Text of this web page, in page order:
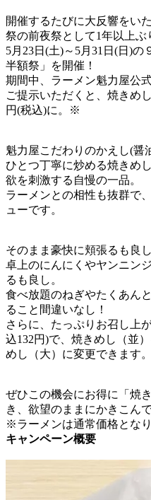
開催するたびに大反響をい
祭の前夜祭として1年以上ぶ
5月23日(土)～5月31日(日)
半額祭」を開催！
期間中、ラーメン魁力屋公
ご提示いただくと、焼きめ
円(税込)に。※
魁力屋こだわりのかえし(醤
ひとつ丁寧に炒める焼きめ
欲を刺激する自慢の一品。
ラーメンとの相性も抜群で
ューです。
そのまま豪快に頬張るも良し
卓上のにんにくやヤンニン
るも良し。
食べ放題のねぎやたくあん
ること間違いなし！
さらに、たっぷりお召し上
込132円)で、焼きめし（並
めし（大）に変更できます。
ぜひこの機会にお得に「焼
き、欲望のままにかきこん
※ラーメンは通常価格となり
キャンペーン概要